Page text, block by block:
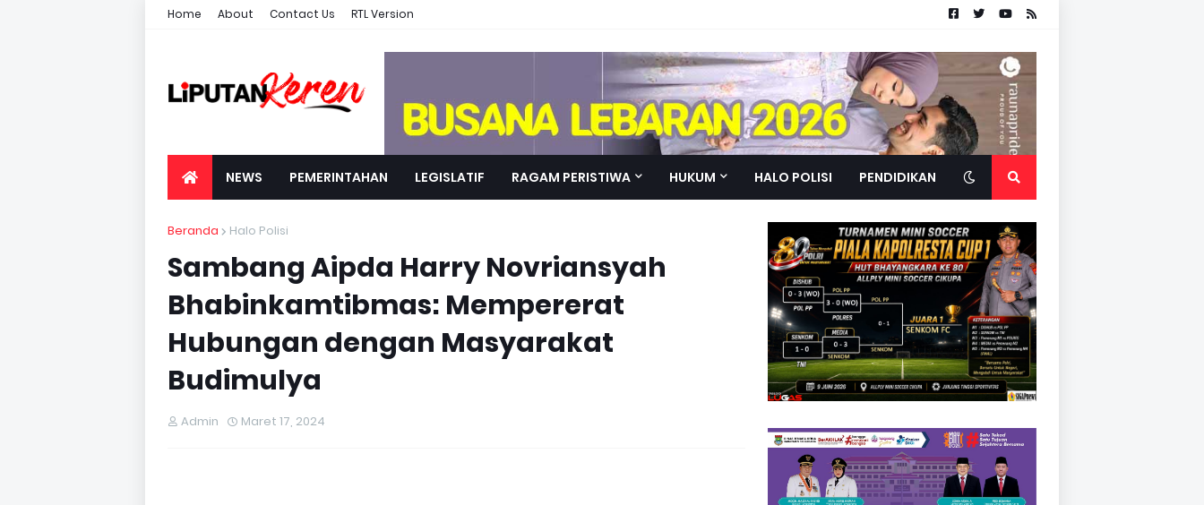
Home About Contact Us RTL Version
NEWS PEMERINTAHAN LEGISLATIF RAGAM PERISTIWA HUKUM HALO POLISI PENDIDIKAN
Beranda Halo Polisi
Sambang Aipda Harry Novriansyah
Bhabinkamtibmas: Mempererat
Hubungan dengan Masyarakat
Budimulya
Admin Maret 17, 2024